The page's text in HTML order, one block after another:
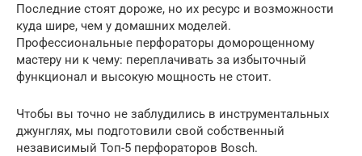
Последние стоят дороже, но их ресурс и возможности
куда шире, чем у домашних моделей.
Профессиональные перфораторы доморощенному
мастеру ни к чему: переплачивать за избыточный
функционал и высокую мощность не стоит.
Чтобы вы точно не заблудились в инструментальных
джунглях, мы подготовили свой собственный
независимый Топ-5 перфораторов Bosch.